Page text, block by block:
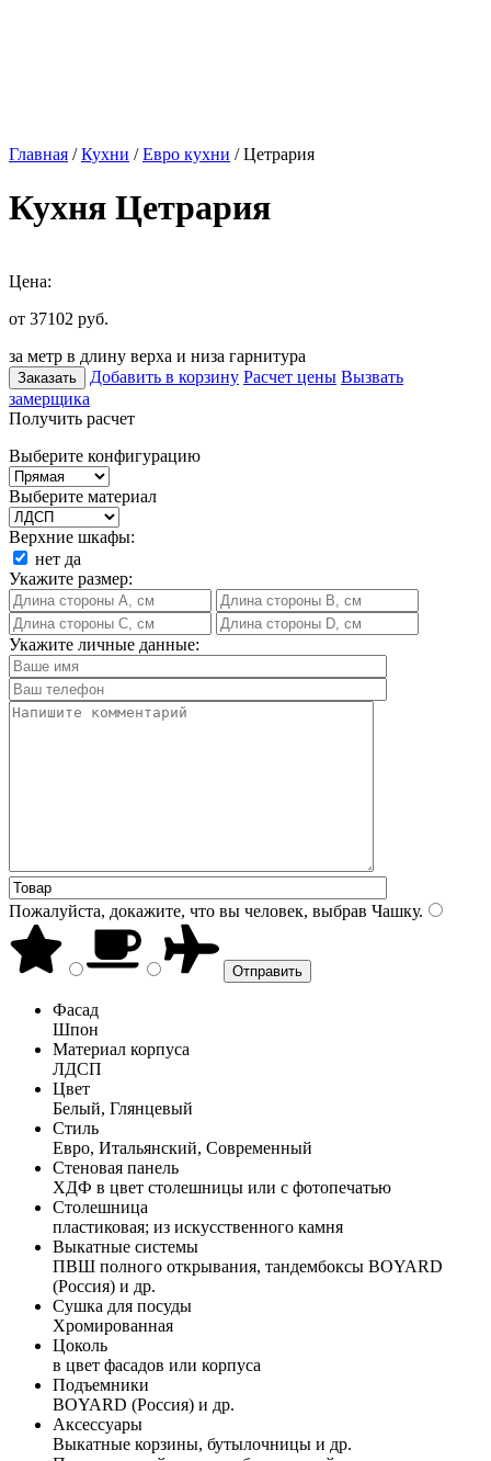
Главная /Кухни /Евро кухни / Цетрария
Кухня Цетрария
Цена:
от 37102 руб.
за метр в длину верха и низа гарнитура
Заказать Добавить в корзину Расчет цены Вызвать
замерщика
Получить расчет
Выберите конфигурацию
Выберите материал
Верхние шкафы:
нет да
Укажите размер:
Укажите личные данные:
Пожалуйста, докажите, что вы человек, выбрав Чашку.
Фасад
Шпон
Материал корпуса
ЛДСП
Цвет
Белый, Глянцевый
Стиль
Евро, Итальянский, Современный
Стеновая панель
ХДФ в цвет столешницы или с фотопечатью
Столешница
пластиковая; из искусственного камня
Выкатные системы
ПВШ полного открывания, тандембоксы BOYARD
(Россия) и др.
Сушка для посуды
Хромированная
Цоколь
в цвет фасадов или корпуса
Подъемники
BOYARD (Россия) и др.
Аксессуары
Выкатные корзины, бутылочницы и др.